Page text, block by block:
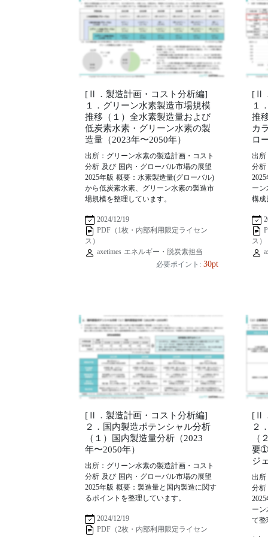
[Ⅱ．製造計画・コスト分析編]
１．グリーン水素製造市場規模
推移（１）全水素製造量および
低炭素水素・グリーン水素の製
造量（2023年〜2050年）
出所：グリーン水素の製造計画・コスト
分析 及び 国内・グローバル市場の展望
2025年版 概要：水素製造量(グローバル)
から低炭素水素、グリーン水素の製造市
場規模を整理しています。
2024/12/19
PDF（1枚・内部利用限定ライセン
ス）
axetimes エネルギー・脱炭素担当
必要ポイント: 30pt
[Ⅱ
１
推
カ
ロ
出所
分析
ー
構成
ス）
[Ⅱ．製造計画・コスト分析編]
２．国内製造ポテンシャル分析
（１）国内製造量分析（2023
年〜2050年）
出所：グリーン水素の製造計画・コスト
分析 及び 国内・グローバル市場の展望
2025年版 概要：製造量と国内製造に関す
るポイントを整理しています。
2024/12/19
PDF（2枚・内部利用限定ライセン
[Ⅱ
２
（
要➀
ジ
出所
分析
ー
て整